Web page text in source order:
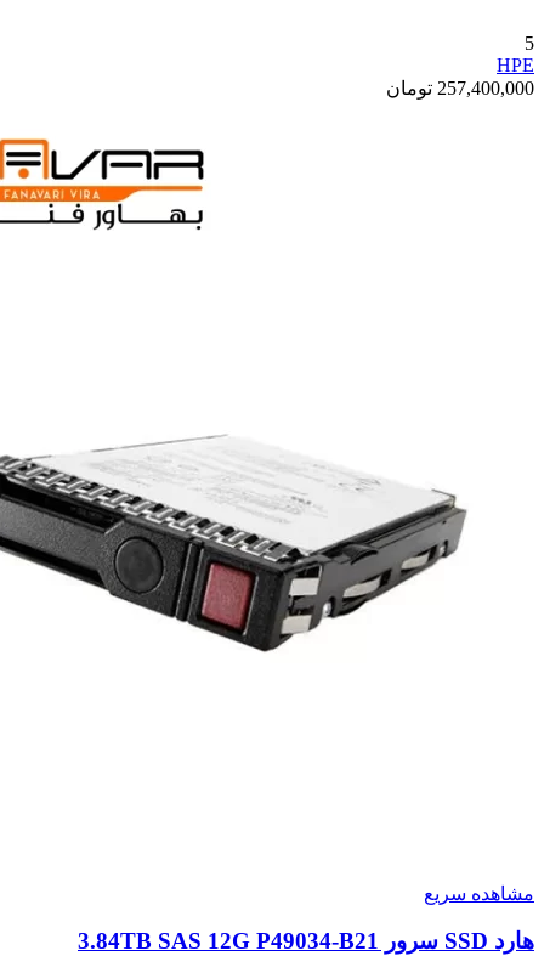
5
HPE
257,400,000 تومان
مشاهده سریع
هارد SSD سرور 3.84TB SAS 12G P49034-B21